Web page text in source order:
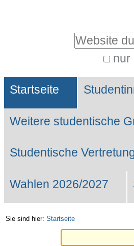
Website durchsuchen
nur
Suche…
Sektionen
Startseite
Weitere studentische
Studentische
Wahlen 2026/2027
Sie sind hier: Startseite